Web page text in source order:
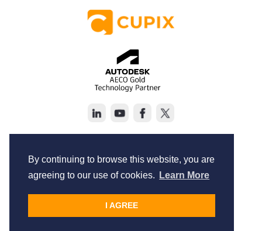
By continuing to browse this website, you are
agreeing to our use of cookies.
Learn More
I AGREE
Terms of Service
Privacy Policy